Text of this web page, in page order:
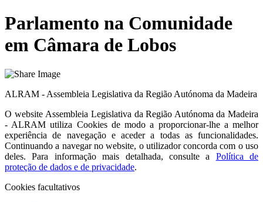
Parlamento na Comunidade
em Câmara de Lobos
ALRAM - Assembleia Legislativa da Região Autónoma da Madeira
O website Assembleia Legislativa da Região Autónoma da Madeira
- ALRAM utiliza Cookies de modo a proporcionar-lhe a melhor
experiência de navegação e aceder a todas as funcionalidades.
Continuando a navegar no website, o utilizador concorda com o uso
deles. Para informação mais detalhada, consulte a
Política de
proteção de dados e de privacidade.
Cookies facultativos